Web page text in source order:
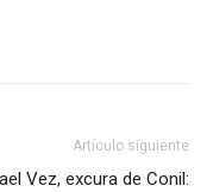
Artículo siguiente
Vez, excura de Conil: